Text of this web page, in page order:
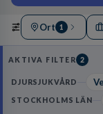
Ort 1
AKTIVA FILTER 2
DJURSJUKVÅRD
STOCKHOLMS LÄN